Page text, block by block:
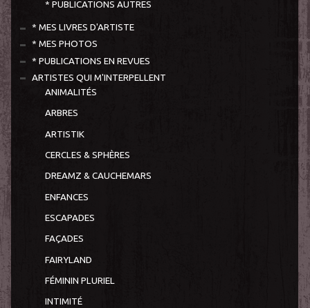
* PUBLICATIONS AUTRES
* MES LIVRES D'ARTISTE
* MES PHOTOS
* PUBLICATIONS EN REVUES
ARTISTES QUI M'INTERPELLENT
ANIMALITÉS
ARBRES
ARTISTIK
CERCLES & SPHÈRES
DREAMZ & CAUCHEMARS
ENFANCES
ESCAPADES
FAÇADES
FAIRYLAND
FÉMININ PLURIEL
INTIMITÉ